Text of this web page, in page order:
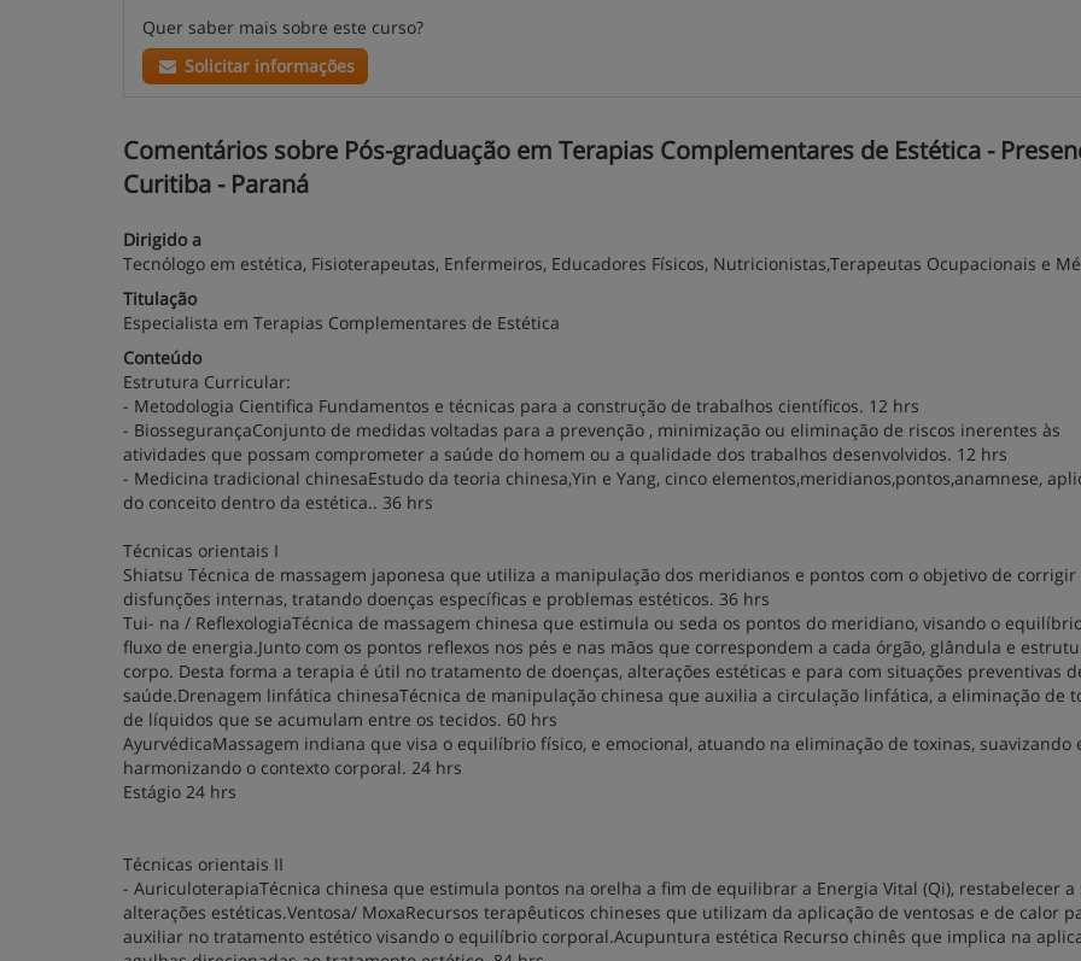
Quer saber mais sobre este curso?
Solicitar informações
Comentários sobre Pós-graduação em Terapias Complementares de Estética -
Curitiba - Paraná
Dirigido a
Tecnólogo em estética, Fisioterapeutas, Enfermeiros, Educadores Físicos, Nutricionistas,Terapeutas Ocupacionais e
Titulação
Especialista em Terapias Complementares de Estética
Conteúdo
Estrutura Curricular:
- Metodologia Cientifica Fundamentos e técnicas para a construção de trabalhos científicos. 12 hrs
- BiossegurançaConjunto de medidas voltadas para a prevenção , minimização ou eliminação de riscos inerentes às
atividades que possam comprometer a saúde do homem ou a qualidade dos trabalhos desenvolvidos. 12 hrs
- Medicina tradicional chinesaEstudo da teoria chinesa,Yin e Yang, cinco elementos,meridianos,pontos,anamnese,
do conceito dentro da estética.. 36 hrs
Técnicas orientais I
Shiatsu Técnica de massagem japonesa que utiliza a manipulação dos meridianos e pontos com o objetivo de corrigir
disfunções internas, tratando doenças específicas e problemas estéticos. 36 hrs
Tui- na / ReflexologiaTécnica de massagem chinesa que estimula ou seda os pontos do meridiano, visando o
fluxo de energia.Junto com os pontos reflexos nos pés e nas mãos que correspondem a cada órgão, glândula e
corpo. Desta forma a terapia é útil no tratamento de doenças, alterações estéticas e para com situações preventivas
saúde.Drenagem linfática chinesaTécnica de manipulação chinesa que auxilia a circulação linfática, a eliminação de
de líquidos que se acumulam entre os tecidos. 60 hrs
AyurvédicaMassagem indiana que visa o equilíbrio físico, e emocional, atuando na eliminação de toxinas, suavizando
harmonizando o contexto corporal. 24 hrs
Estágio 24 hrs
Técnicas orientais II
- AuriculoterapiaTécnica chinesa que estimula pontos na orelha a fim de equilibrar a Energia Vital (Qi), restabelecer a
alterações estéticas.Ventosa/ MoxaRecursos terapêuticos chineses que utilizam da aplicação de ventosas e de calor
auxiliar no tratamento estético visando o equilíbrio corporal.Acupuntura estética Recurso chinês que implica na